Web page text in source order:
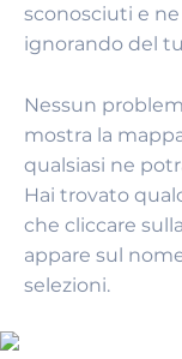
sconosciuti e
ignorando del
Nessun
mostra la
qualsiasi ne
Hai trovato
che cliccare
appare sul
selezioni.